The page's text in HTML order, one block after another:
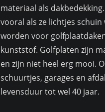
materiaal als
vooral als ze lichtjes
worden voor
kunststof. Golfplaten zijn
en zijn niet heel erg mooi.
schuurtjes, garages en
levensduur tot wel 40 jaar.